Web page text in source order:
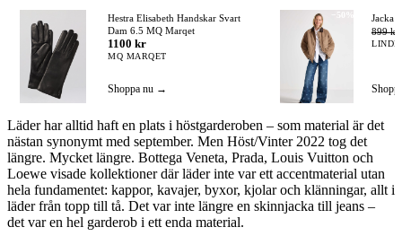
Hestra Elisabeth Handskar Svart
Dam 6.5 MQ Marqet
1100 kr
MQ MARQET
Shoppa nu →
−50%
Jacka
899 kr
Läder har alltid haft en plats i höstgarderoben – som material är det
nästan synonymt med september. Men Höst/Vinter 2022 tog det
längre. Mycket längre. Bottega Veneta, Prada, Louis Vuitton och
Loewe visade kollektioner där läder inte var ett accentmaterial utan
hela fundamentet: kappor, kavajer, byxor, kjolar och klänningar, allt i
läder från topp till tå. Det var inte längre en skinnjacka till jeans –
det var en hel garderob i ett enda material.